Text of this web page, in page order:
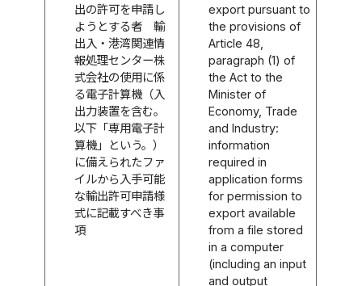
出の許可を申請し
ようとする者 輸
出入・港湾関連情
報処理センター株
式会社の使用に係
る電子計算機（入
出力装置を含む。
以下「専用電子計
算機」という。）
に備えられたファ
イルから入手可能
な輸出許可申請様
式に記載すべき事
項
export pursuant to
the provisions of
Article 48,
paragraph (1) of
the Act to the
Minister of
Economy, Trade
and Industry:
information
required in
application forms
for permission to
export available
from a file stored
in a computer
(including an input
and output